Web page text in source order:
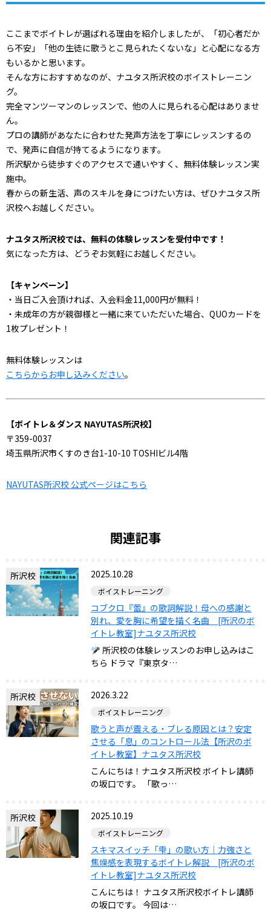
ここまでボイトレが選ばれる理由を紹介しましたが、「初心者だか
ら不安」「他の生徒に歌うとこ見られたくないな」と心配になる方
もいるかと思います。
そんな方におすすめなのが、ナユタス所沢校のボイストレーニン
グ。
完全マンツーマンのレッスンで、他の人に見られる心配はありませ
ん。
プロの講師があなたに合わせた発声方法を丁寧にレッスンするの
で、発声に自信が持てるようになります。
所沢駅から徒歩すぐのアクセスで通いやすく、無料体験レッスン実
施中。
春からの新生活、声のスキルを身につけたい方は、ぜひナユタス所
沢校へお越しください。
ナユタス所沢校では、無料の体験レッスンを受付中です！
気になった方は、どうぞお気軽にお越しください。
【キャンペーン】
・当日ご入会頂ければ、入会料金11,000円が無料！
・未成年の方が親御様と一緒に来ていただいた場合、QUOカードを
1枚プレゼント！
無料体験レッスンは
こちらからお申し込みください。
【ボイトレ＆ダンス NAYUTAS所沢校】
〒359-0037
埼玉県所沢市くすのき台1-10-10 TOSHIビル4階
NAYUTAS所沢校 公式ページはこちら
関連記事
所沢校 2025.10.28
ボイストレーニング
コブクロ『蕾』の歌詞解説！母への感謝と
別れ、愛を胸に希望を描く名曲 [所沢のボ
イトレ教室]ナユタス所沢校
所沢校の体験レッスンのお申し込みはこ
ちら ドラマ『東京タ…
所沢校 2026.3.22
ボイストレーニング
歌うと声が震える・ブレる原因とは？安定
させる「息」のコントロール法【所沢のボ
イトレ教室】ナユタス所沢校
こんにちは！ナユタス所沢校 ボイトレ講師
の坂口です。 「歌っ…
所沢校 2025.10.19
ボイストレーニング
スキマスイッチ「雫」の歌い方｜力強さと
焦燥感を表現するボイトレ解説 [所沢のボ
イトレ教室]ナユタス所沢校
こんにちは！ ナユタス所沢校ボイトレ講師
の坂口です。 今回は…